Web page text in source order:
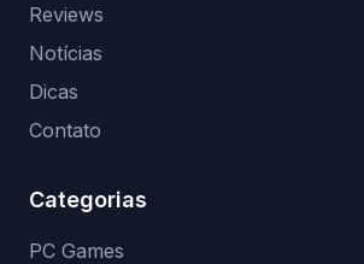
Reviews
Notícias
Dicas
Contato
Categorias
PC Games